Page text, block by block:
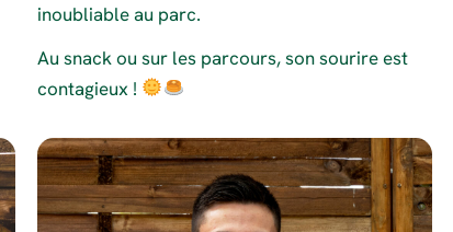
inoubliable au parc.
Au snack ou sur les parcours, son sourire est
contagieux !